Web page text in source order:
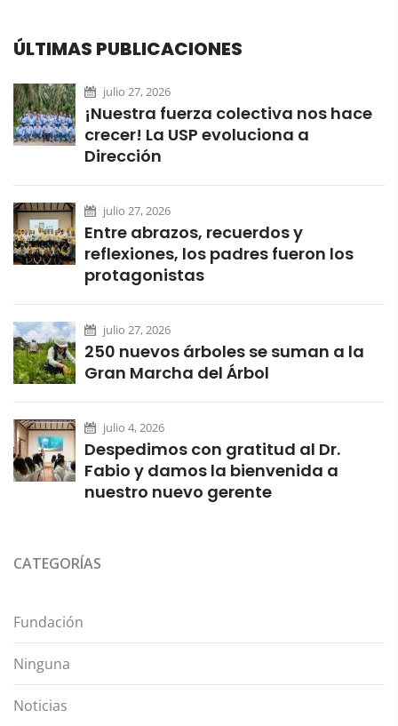
ÚLTIMAS PUBLICACIONES
julio 27, 2026
¡Nuestra fuerza colectiva nos hace
crecer! La USP evoluciona a
Dirección
julio 27, 2026
Entre abrazos, recuerdos y
reflexiones, los padres fueron los
protagonistas
julio 27, 2026
250 nuevos árboles se suman a la
Gran Marcha del Árbol
julio 4, 2026
Despedimos con gratitud al Dr.
Fabio y damos la bienvenida a
nuestro nuevo gerente
CATEGORÍAS
Fundación
Ninguna
Noticias